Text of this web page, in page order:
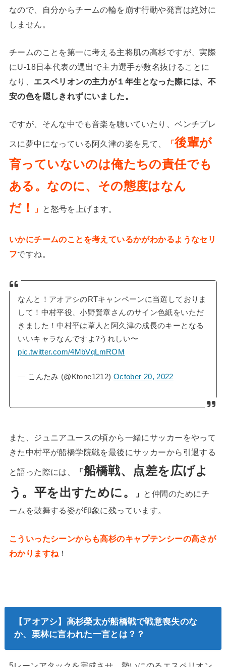
なので、自分からチームの輪を崩す行動や発言は絶対に
しません。
チームのことを第一に考える主将肌の高杉ですが、実際
にU-18日本代表の選出で主力選手が数名抜けることに
なり、 エスペリオンの主力が１年生となった際には、不
安の色を隠しきれずにいました。
ですが、そんな中でも音楽を聴いていたり、ベンチプレ
スに夢中になっている阿久津の姿を見て、 「後輩が
育っていないのは俺たちの責任でも
ある。なのに、その態度はなん
だ！
」 と怒号を上げます。
いかにチームのことを考えているかがわかるようなセリ
フですね。
なんと！アオアシのRTキャンペーンに当選しておりま
して！中村平役、小野賢章さんのサイン色紙をいただ
きました！中村平は葦人と阿久津の成長のキーとなる
いいキャラなんですよ?うれしい〜
pic.twitter.com/4MbVqLmROM
— こんたみ (@Ktone1212) October 20, 2022
また、ジュニアユースの頃から一緒にサッカーをやって
きた中村平が船橋学院戦を最後にサッカーから引退する
と語った際には、 「船橋戦、点差を広げよ
う。平を出すために。
」 と仲間のためにチ
ームを鼓舞する姿が印象に残っています。
こういったシーンからも高杉のキャプテンシーの高さが
わかりますね ！
【アオアシ】高杉榮太が船橋戦で戦意喪失のな
か、栗林に言われた一言とは？？